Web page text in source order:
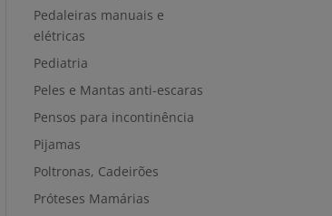
Pedaleiras manuais e
elétricas
Pediatria
Peles e Mantas anti-escaras
Pensos para incontinência
Pijamas
Poltronas, Cadeirões
Próteses Mamárias